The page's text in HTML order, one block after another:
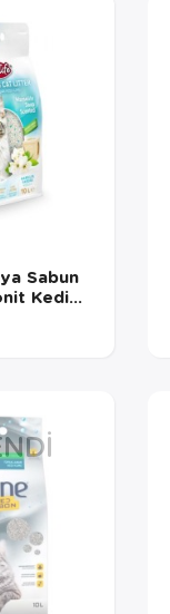
Sabun
Kedi